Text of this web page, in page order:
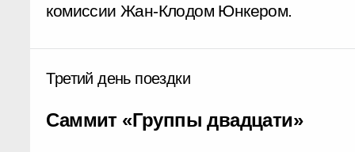
комиссии Жан-Клодом Юнкером.
Третий день поездки
Саммит «Группы двадцати»